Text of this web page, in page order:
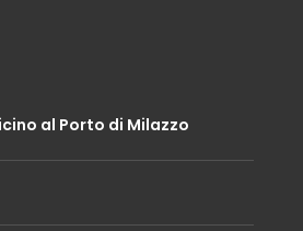
al Porto di Milazzo